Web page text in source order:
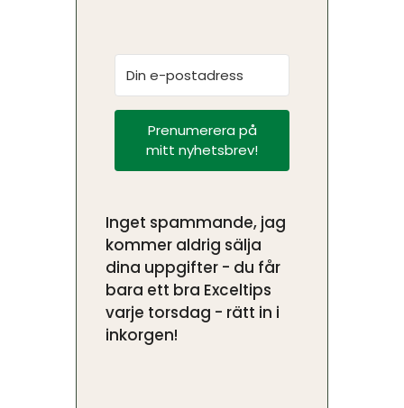
Prenumerera på
mitt nyhetsbrev!
Inget spammande, jag
kommer aldrig sälja
dina uppgifter - du får
bara ett bra Exceltips
varje torsdag - rätt in i
inkorgen!